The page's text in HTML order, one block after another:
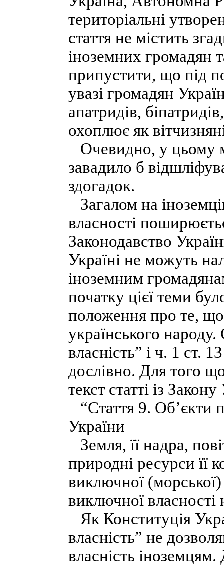
територіальні
стаття не містить
іноземних громадян
припустити, що під
увазі громадян
апатридів,
охоплює як
Очевидно, у цьому
завадило б
здогадок.
Загалом на
власності
Законодавство
Україні не можуть
іноземним
початку цієї теми
положення про те, що
українського
власність” і ч. 1 ст.
дослівно. Для того
текст статті із
“Стаття 9. Об’єкти
України
Земля, її надра,
природні ресурси її
виключної
виключної власності
Як Конституція
власність” не
власність іноземцям.